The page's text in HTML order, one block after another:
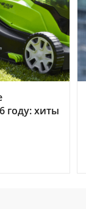
году: хиты